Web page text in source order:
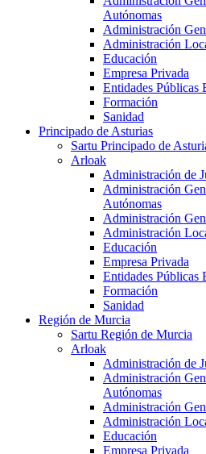
Autónomas
Administración
Administración
Educación
Empresa Privada
Entidades Públicas
Formación
Sanidad
Principado de Asturias
Sartu Principado de
Arloak
Administración de
Administración
Autónomas
Administración
Administración
Educación
Empresa Privada
Entidades Públicas
Formación
Sanidad
Región de Murcia
Sartu Región de Murcia
Arloak
Administración de
Administración
Autónomas
Administración
Administración
Educación
Empresa Privada